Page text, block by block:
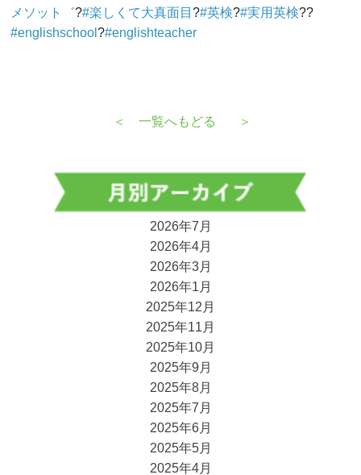
メソット゛?#楽しくて大真面目?#英検?#実用英検??
#englishschool?#englishteacher
＜ 一覧へもどる ＞
2026年7月
2026年4月
2026年3月
2026年1月
2025年12月
2025年11月
2025年10月
2025年9月
2025年8月
2025年7月
2025年6月
2025年5月
2025年4月